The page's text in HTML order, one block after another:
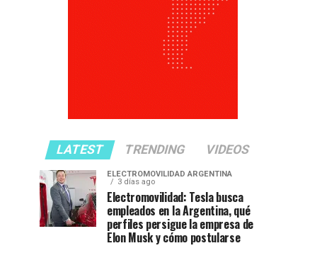
LATEST TRENDING VIDEOS
ELECTROMOVILIDAD ARGENTINA
3 días ago
Electromovilidad: Tesla busca
empleados en la Argentina, qué
perfiles persigue la empresa de
Elon Musk y cómo postularse